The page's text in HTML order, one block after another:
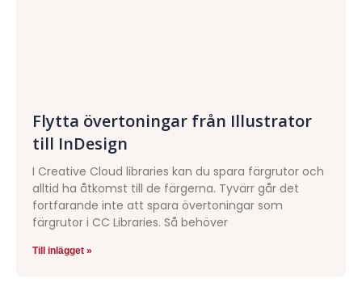
Flytta övertoningar från Illustrator
till InDesign
I Creative Cloud libraries kan du spara färgrutor och
alltid ha åtkomst till de färgerna. Tyvärr går det
fortfarande inte att spara övertoningar som
färgrutor i CC Libraries. Så behöver
Till inlägget »